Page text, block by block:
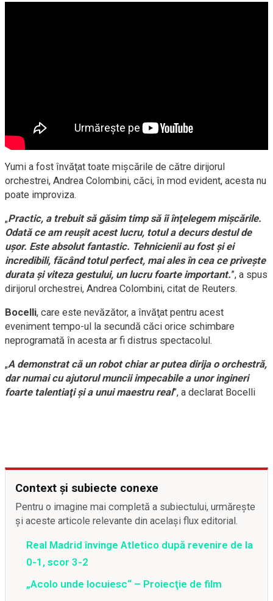
Yumi a fost învăţat toate mişcările de către dirijorul
orchestrei, Andrea Colombini, căci, în mod evident, acesta nu
poate improviza.
„Practic, a trebuit să găsim timp să îi înţelegem mişcările.
Odată ce am reuşit acest lucru, totul a decurs destul de
uşor. Este absolut fantastic. Tehnicienii au fost şi ei
incredibili, făcând totul perfect, mai ales în cea ce priveşte
durata şi viteza gestului, un lucru foarte important.”, a spus
dirijorul orchestrei, Andrea Colombini, citat de Reuters.
Bocelli, care este nevăzător, a învăţat pentru acest
eveniment tempo-ul la secundă căci orice schimbare
neprogramată în acesta ar fi distrus spectacolul.
„A demonstrat că un robot chiar ar putea dirija o orchestră,
dar numai cu ajutorul muncii impecabile a unor ingineri
foarte talentiaţi şi a unui maestru real”, a declarat Bocelli
Context și subiecte conexe
Pentru o imagine mai completă a subiectului, urmărește
și aceste articole relevante din același flux editorial.
Real Madrid învinge Atletico după revenire de la
0-1, scor 3-2
„Acolo unde locuiesc“ – Proiecţie de film